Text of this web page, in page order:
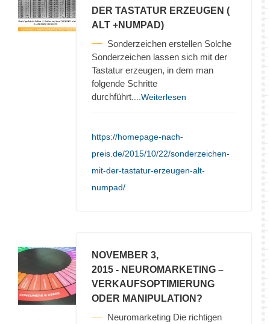
DER TASTATUR ERZEUGEN (
ALT +NUMPAD)
Sonderzeichen erstellen Solche
Sonderzeichen lassen sich mit der
Tastatur erzeugen, in dem man
folgende Schritte
durchführt. ...Weiterlesen
https://homepage-nach-
preis.de/2015/10/22/sonderzeichen-
mit-der-tastatur-erzeugen-alt-
numpad/
NOVEMBER 3,
2015 - NEUROMARKETING –
VERKAUFSOPTIMIERUNG
ODER MANIPULATION?
Neuromarketing Die richtigen